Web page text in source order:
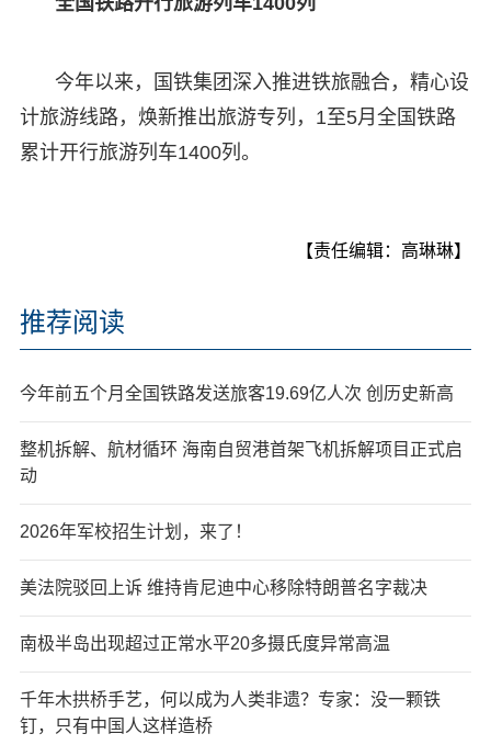
今年以来，国铁集团深入推进铁旅融合，精心设
计旅游线路，焕新推出旅游专列，1至5月全国铁路
累计开行旅游列车1400列。
【责任编辑：高琳琳】
推荐阅读
今年前五个月全国铁路发送旅客19.69亿人次 创历史新高
整机拆解、航材循环 海南自贸港首架飞机拆解项目正式启
动
2026年军校招生计划，来了！
美法院驳回上诉 维持肯尼迪中心移除特朗普名字裁决
南极半岛出现超过正常水平20多摄氏度异常高温
千年木拱桥手艺，何以成为人类非遗？专家：没一颗铁
钉，只有中国人这样造桥